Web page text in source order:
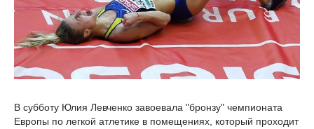
В субботу Юлия Левченко завоевала "бронзу" чемпионата
Европы по легкой атлетике в помещениях, который проходит